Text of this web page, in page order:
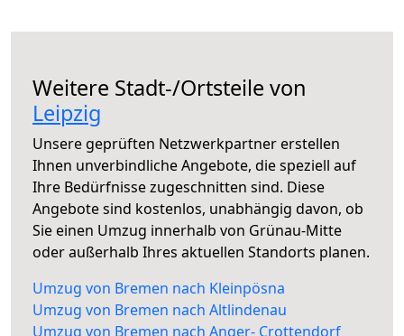
Weitere Stadt-/Ortsteile von
Leipzig
Unsere geprüften Netzwerkpartner erstellen
Ihnen unverbindliche Angebote, die speziell auf
Ihre Bedürfnisse zugeschnitten sind. Diese
Angebote sind kostenlos, unabhängig davon, ob
Sie einen Umzug innerhalb von Grünau-Mitte
oder außerhalb Ihres aktuellen Standorts planen.
Umzug von Bremen nach Kleinpösna
Umzug von Bremen nach Altlindenau
Umzug von Bremen nach Anger- Crottendorf